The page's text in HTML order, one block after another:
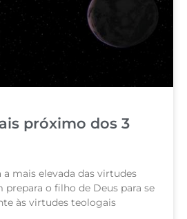
próximo dos 3
a mais elevada das virtudes
prepara o filho de Deus para se
às virtudes teologais